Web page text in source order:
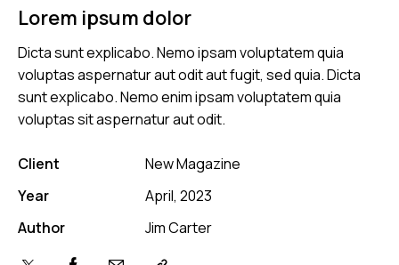
Lorem ipsum dolor
Dicta sunt explicabo. Nemo ipsam voluptatem quia
voluptas aspernatur aut odit aut fugit, sed quia. Dicta
sunt explicabo. Nemo enim ipsam voluptatem quia
voluptas sit aspernatur aut odit.
Client
New Magazine
Year
April, 2023
Author
Jim Carter